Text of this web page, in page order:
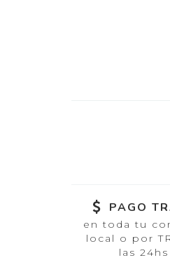
PAGO
en toda tu
local o por
las